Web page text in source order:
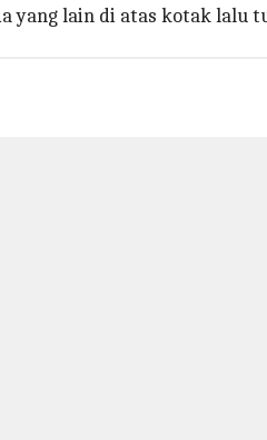
yang lain di atas kotak lalu